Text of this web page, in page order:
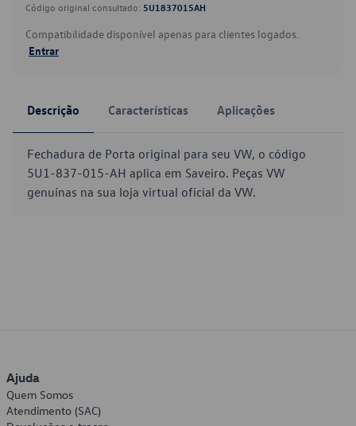
Código original consultado: 5U1837015AH
Compatibilidade disponível apenas para clientes logados.
Entrar
Descrição Características Aplicações
Fechadura de Porta original para seu VW, o código
5U1-837-015-AH aplica em Saveiro. Peças VW
genuínas na sua loja virtual oficial da VW.
Ajuda
Quem Somos
Atendimento (SAC)